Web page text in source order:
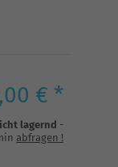
€ *
lagernd -
abfragen !